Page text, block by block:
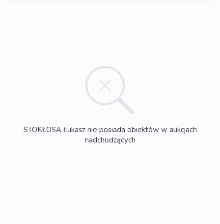
STOKŁOSA Łukasz nie posiada obiektów w aukcjach
nadchodzących